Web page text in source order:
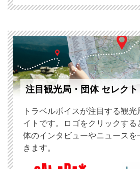
注目観光局・団体 セレクト
トラベルボイスが注目する観
イトです。ロゴをクリックする
体のインタビューやニュースを
きます。